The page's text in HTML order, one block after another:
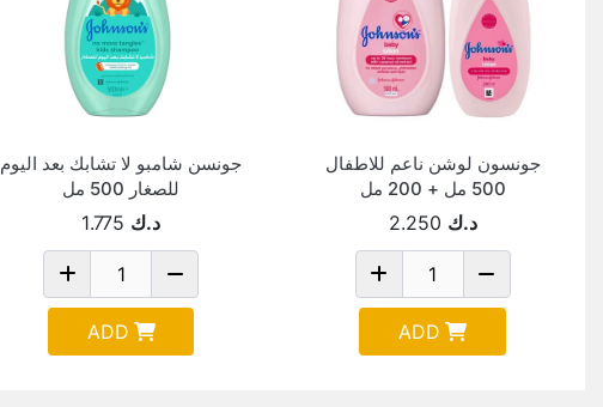
جونسون لوشن ناعم للاطفال
500 مل + 200 مل
د.ك 2.250
ADD
جونسن شامبو لا تشابك بعد اليوم
للصغار 500 مل
د.ك 1.775
ADD